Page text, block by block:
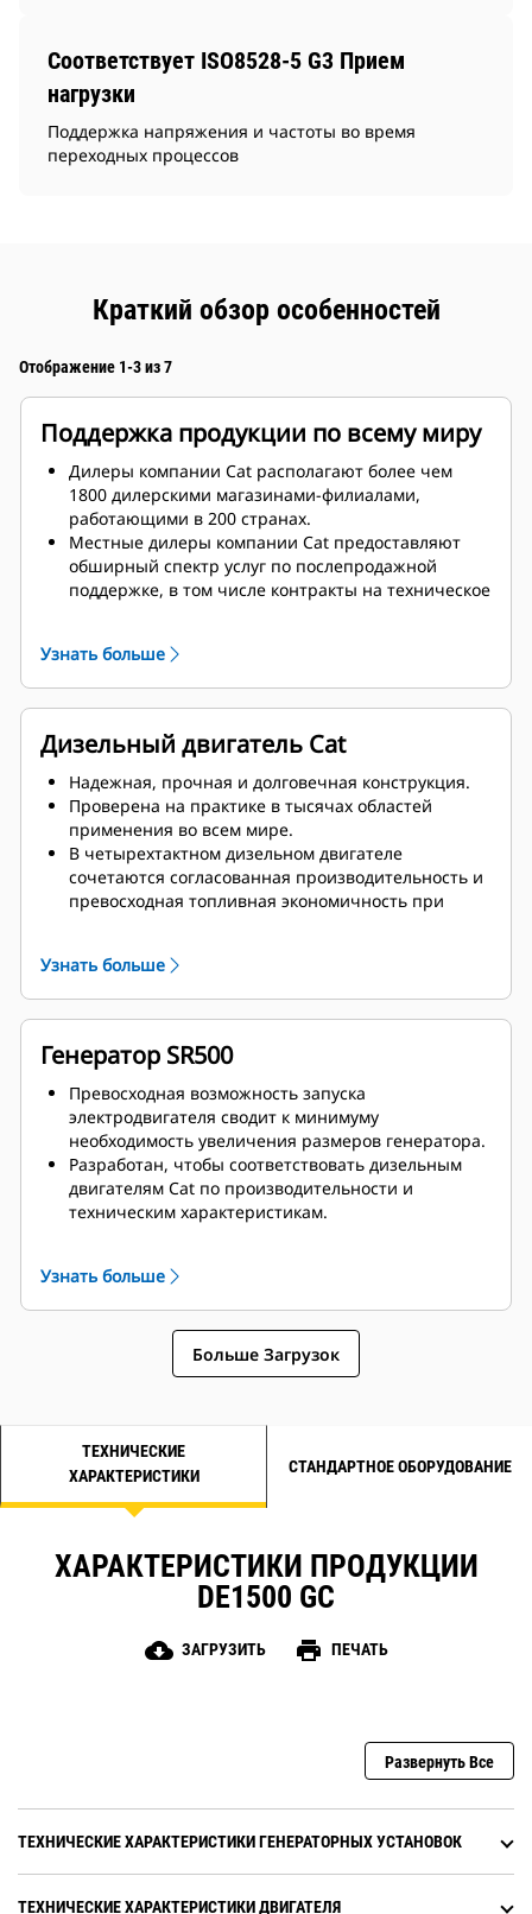
Соответствует ISO8528-5 G3 Прием
нагрузки
Поддержка напряжения и частоты во время
переходных процессов
Краткий обзор особенностей
Отображение 1-3 из 7
Поддержка продукции по всему миру
Дилеры компании Cat располагают более чем
1800 дилерскими магазинами-филиалами,
работающими в 200 странах.
Местные дилеры компании Cat предоставляют
обширный спектр услуг по послепродажной
поддержке, в том числе контракты на техническое
Узнать больше
Дизельный двигатель Cat
Надежная, прочная и долговечная конструкция.
Проверена на практике в тысячах областей
применения во всем мире.
В четырехтактном дизельном двигателе
сочетаются согласованная производительность и
превосходная топливная экономичность при
Узнать больше
Генератор SR500
Превосходная возможность запуска
электродвигателя сводит к минимуму
необходимость увеличения размеров генератора.
Разработан, чтобы соответствовать дизельным
двигателям Cat по производительности и
техническим характеристикам.
Узнать больше
Больше Загрузок
ТЕХНИЧЕСКИЕ
ХАРАКТЕРИСТИКИ
СТАНДАРТНОЕ ОБОРУДОВАНИЕ
ХАРАКТЕРИСТИКИ ПРОДУКЦИИ
DE1500 GC
cloud_download ЗАГРУЗИТЬ print ПЕЧАТЬ
Развернуть Все
ТЕХНИЧЕСКИЕ ХАРАКТЕРИСТИКИ ГЕНЕРАТОРНЫХ УСТАНОВОК
ТЕХНИЧЕСКИЕ ХАРАКТЕРИСТИКИ ДВИГАТЕЛЯ